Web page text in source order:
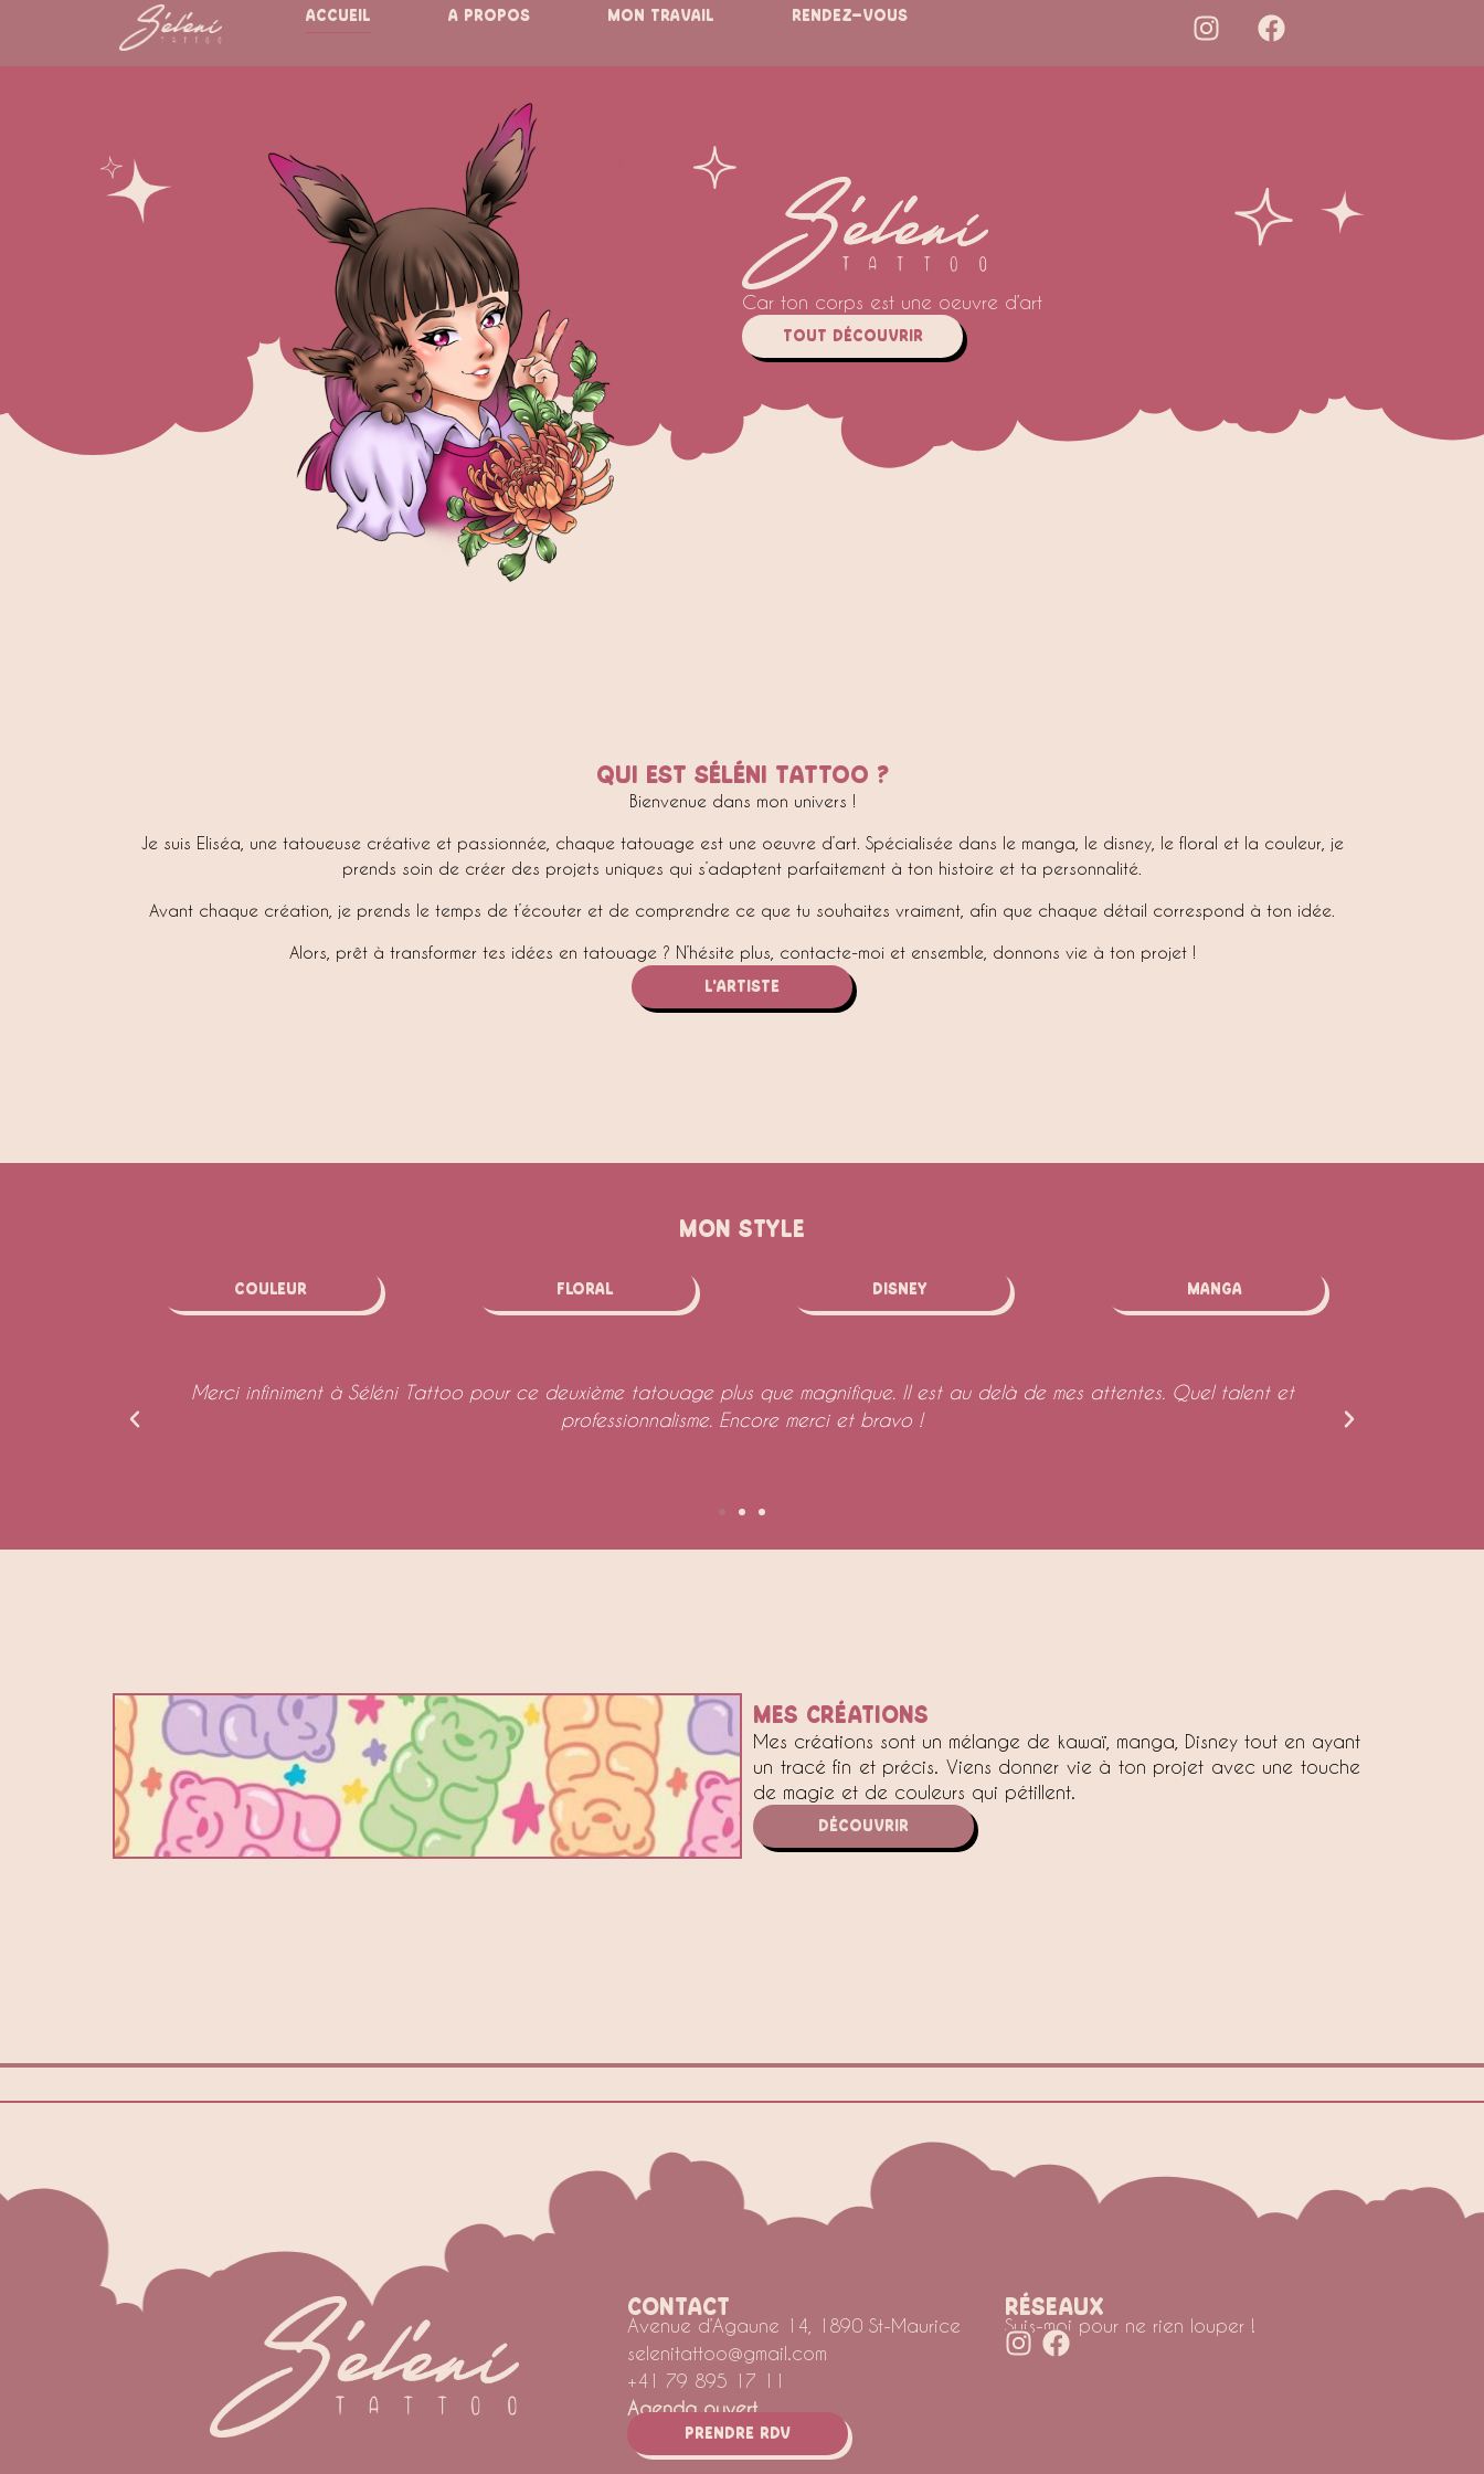
ACCUEIL A PROPOS MON TRAVAIL RENDEZ-VOUS
Car ton corps est une oeuvre d’art
TOUT DéCOUVRIR
QUI EST SéLéNI TATTOO ?
Bienvenue dans mon univers !
Je suis Eliséa, une tatoueuse créative et passionnée, chaque tatouage est une oeuvre d’art. Spécialisée dans le manga, le disney, le floral et la couleur, je
prends soin de créer des projets uniques qui s’adaptent parfaitement à ton histoire et ta personnalité.
Avant chaque création, je prends le temps de t’écouter et de comprendre ce que tu souhaites vraiment, afin que chaque détail correspond à ton idée.
Alors, prêt à transformer tes idées en tatouage ? N’hésite plus, contacte-moi et ensemble, donnons vie à ton projet !
L'ARTISTE
MON STYLE
Couleur Floral Disney Manga
Merci infiniment à Séléni Tattoo pour ce deuxième tatouage plus que magnifique. Il est au delà de mes attentes. Quel talent et
professionnalisme. Encore merci et bravo !
MES CRéATIONS
Mes créations sont un mélange de kawaï, manga, Disney tout en ayant
un tracé fin et précis. Viens donner vie à ton projet avec une touche
de magie et de couleurs qui pétillent.
DéCOUVRIR
CONTACT
Avenue d’Agaune 14, 1890 St-Maurice
selenitattoo@gmail.com
+41 79 895 17 11
Agenda ouvert
Prendre rdv
réseaux
Suis-moi pour ne rien louper !